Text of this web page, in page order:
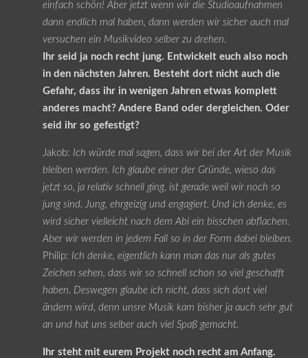
einfach schön! Aber jetzt wenn wir die Studioaufnahmen
dann endlich mal haben, dann werden wir sicher auch mal
versuchen ein Musikvideo selber zu drehen.
Ihr seid ja noch recht jung. Entwickelt euch also noch
in den nächsten Jahren. Besteht dort nicht auch die
Gefahr, dass ihr in wenigen Jahren etwas komplett
anderes macht? Andere Band oder dergleichen. Oder
seid ihr so gefestigt?
Jakob: Ich würde mal sagen, dass wir bei der Art der Musik
bleiben werden. Ich glaube einer der Gründe, wieso das
jetzt so, ja relativ schnell ging, ist gerade weil wir noch so
jung sind. Jung, ehrgeizig und engagiert. Und ich denke, es
wird sicher vielleicht nach dem Abi ein bisschen abflachen.
Aber wir werden in jedem Fall so in der Form dabei bleiben.
Philip: Ich denke, eigentlich kann man das nur als gutes
Zeichen sehen, dass wir so schnell schon so viel geschafft
haben. Deswegen glaube ich nicht, dass sich dort viel
ändern wird, denn unsre Musik kam bisher ja auch sehr gut
an und hat uns selber auch viel Spaß gemacht.
Ihr steht mit eurem Projekt noch recht am Anfang.